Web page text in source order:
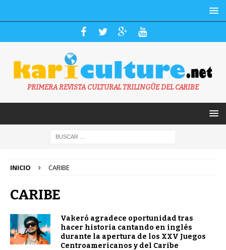
PRIMERA REVISTA CULTURAL TRILINGÜE DEL CARIBE
INICIO CARIBE
CARIBE
Vakeró agradece oportunidad tras
hacer historia cantando en inglés
durante la apertura de los XXV Juegos
Centroamericanos y del Caribe